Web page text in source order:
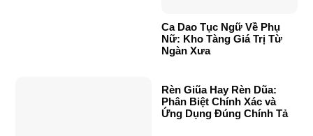
Ca Dao Tục Ngữ Về Phụ
Nữ: Kho Tàng Giá Trị Từ
Ngàn Xưa
Rèn Giũa Hay Rèn Dũa:
Phân Biệt Chính Xác và
Ứng Dụng Đúng Chính Tả